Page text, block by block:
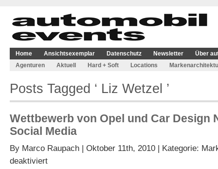
Home Ansichtsexemplar Datenschutz Newsletter
Über
Agenturen
Aktuell Hard + Soft Locations
Posts Tagged ‘ Liz Wetzel ’
Wettbewerb von Opel und Car Design
Social Media
By Marco Raupach | Oktober 11th, 2010 | Kategorie:
deaktiviertfür